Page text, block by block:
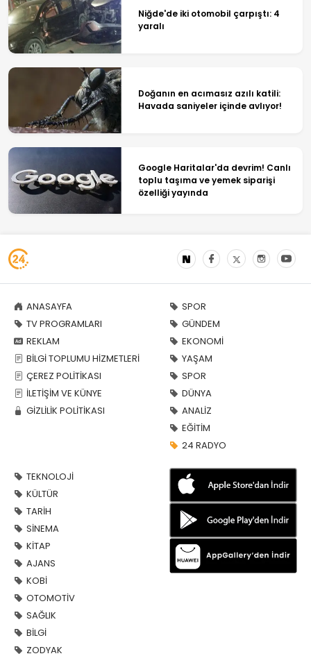
Niğde'de iki otomobil çarpıştı: 4
yaralı
Doğanın en acımasız azılı katili:
Havada saniyeler içinde avlıyor!
Google Haritalar'da devrim! Canlı
toplu taşıma ve yemek siparişi
özelliği yayında
ANASAYFA
TV PROGRAMLARI
REKLAM
BİLGİ TOPLUMU HİZMETLERİ
ÇEREZ POLİTİKASI
İLETİŞİM VE KÜNYE
GİZLİLİK POLİTİKASI
SPOR
GÜNDEM
EKONOMİ
YAŞAM
SPOR
DÜNYA
ANALİZ
EĞİTİM
24 RADYO
TEKNOLOJİ
KÜLTÜR
TARİH
SİNEMA
KİTAP
AJANS
KOBİ
OTOMOTİV
SAĞLIK
BİLGİ
ZODYAK